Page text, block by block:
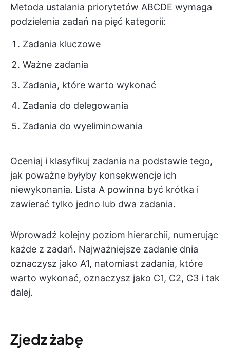
Metoda ustalania priorytetów ABCDE wymaga
podzielenia zadań na pięć kategorii:
Zadania kluczowe
Ważne zadania
Zadania, które warto wykonać
Zadania do delegowania
Zadania do wyeliminowania
Oceniaj i klasyfikuj zadania na podstawie tego,
jak poważne byłyby konsekwencje ich
niewykonania. Lista A powinna być krótka i
zawierać tylko jedno lub dwa zadania.
Wprowadź kolejny poziom hierarchii, numerując
każde z zadań. Najważniejsze zadanie dnia
oznaczysz jako A1, natomiast zadania, które
warto wykonać, oznaczysz jako C1, C2, C3 i tak
dalej.
Zjedz żabę